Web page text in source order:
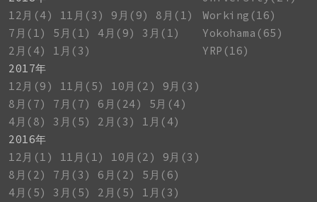
12月(4)
11月(3) 9月(9)
8月(1)
7月(1)
5月(1) 4月(9)
3月(1)
2月(4)
1月(3)
2017年
12月(9)
11月(5) 10月(2)
9月(3)
8月(7)
7月(7) 6月(24)
5月(4)
4月(8)
3月(5) 2月(3)
1月(4)
2016年
12月(1)
11月(1) 10月(2)
9月(3)
8月(2)
7月(3) 6月(2)
5月(6)
4月(5)
3月(5) 2月(5)
1月(3)
Working(16)
Yokohama(65)
YRP(16)